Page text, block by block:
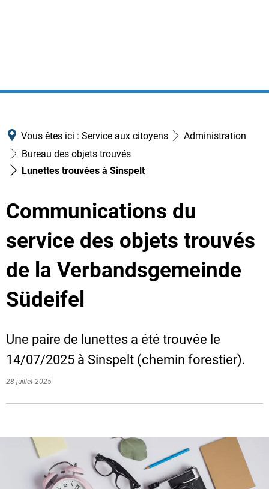
Vous êtes ici : Service aux citoyens
Administration
Bureau des objets trouvés
Lunettes trouvées à Sinspelt
Communications du
service des objets trouvés
de la Verbandsgemeinde
Südeifel
Une paire de lunettes a été trouvée le
14/07/2025 à Sinspelt (chemin forestier).
28 juillet 2025